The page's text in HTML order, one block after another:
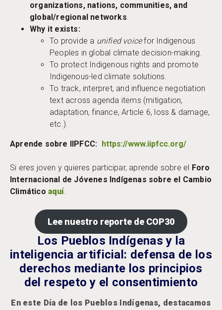
organizations, nations, communities, and
global/regional networks.
Why it exists:
To provide a unified voicefor Indigenous
Peoples in global climate decision-making.
To protect Indigenous rights and promote
Indigenous-led climate solutions.
To track, interpret, and influence negotiation
text across agenda items (mitigation,
adaptation, finance, Article 6, loss & damage,
etc.).
Aprende sobre IIPFCC: https://www.iipfcc.org/
Si eres joven y quieres participar, aprende sobre el
Foro
Internacional de Jóvenes Indígenas sobre el Cambio
Climático aquí.
Lee nuestro reporte de COP30
Los Pueblos Indígenas y la
inteligencia artificial: defensa de los
derechos mediante los principios
del respeto y el consentimiento
En este Día de los Pueblos Indígenas, destacamos